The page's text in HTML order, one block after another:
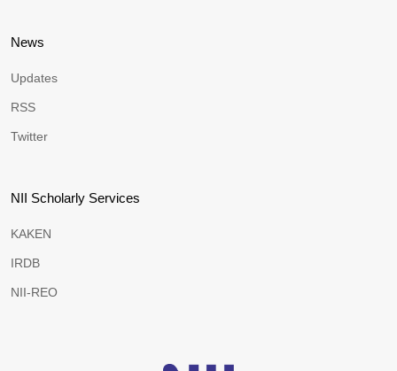
News
Updates
RSS
Twitter
NII Scholarly Services
KAKEN
IRDB
NII-REO